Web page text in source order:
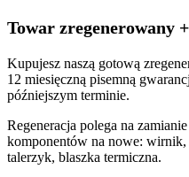
Towar zregenerowany
Kupujesz naszą gotową
12 miesięczną pisemną
późniejszym terminie.
Regeneracja polega na
komponentów na nowe: wirnik,
talerzyk, blaszka termiczna.